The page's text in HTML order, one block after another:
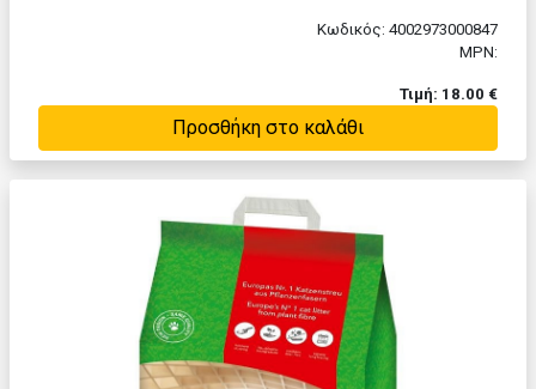
Κωδικός: 4002973000847
MPN:
Τιμή: 18.00 €
Προσθήκη στο καλάθι